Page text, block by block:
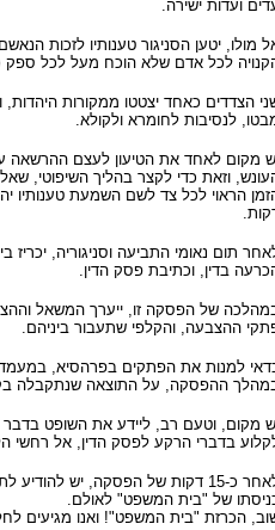
ועדות ישירה.
מולו, יטען הסניגור טענותיו לזכות
לכל אדם שלא הוכח מעל לכל ספק
הצדדים כאחד יצטטו ממקורות היהדות,
לנסיבות לחומרא ולקולא.
מקום לאחד את הטיעון לעצם ההרשאה
וזאת כדי לקצר בהליך השיפוטי,
תום נאומי התביעה וסניגוריה,
בדין, וכתיבת פסק הדין.
של הפסקה זו, ייערך המשאל
ההצבעה, והקלפי שתעבור ביניהם.
למנות את הפתקים בפרהסיא, במעמד
ההפסקה, על התוצאה שנתקבלה
מקום, וטעם רב, ליידע את השופט בדבר
בדברי הרקע לפסק הדין, אל רחשי
לאחר כ-15 דקות של הפסקה, יש
של "בית המשפט" לאולם.
הכרזת "בית המשפט"! ואנו מגיעים